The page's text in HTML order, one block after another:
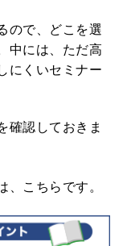
ので、どこを選
中には、ただ高
にくいセミナー
確認しておきま
、こちらです。